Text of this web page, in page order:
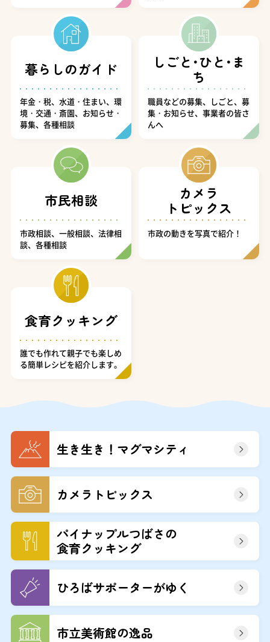
暮らしのガイド
年金・税、水道・住まい、環
境・交通・斎園、お知らせ・
募集、各種相談
しごと･ひと･ま
ち
職員などの募集、しごと、募
集・お知らせ、事業者の皆さ
んへ
市民相談
市政相談、一般相談、法律相
談、各種相談
カメラ
トピックス
市政の動きを写真で紹介！
食育クッキング
誰でも作れて親子でも楽しめ
る簡単レシピを紹介します。
生き生き！マグマシティ
カメラトピックス
パイナップルつばさの
食育クッキング
ひろばサポーターがゆく
市立美術館の逸品